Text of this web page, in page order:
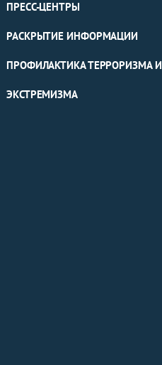
ПРЕСС-ЦЕНТРЫ
РАСКРЫТИЕ ИНФОРМАЦИИ
ПРОФИЛАКТИКА ТЕРРОРИЗМА И
ЭКСТРЕМИЗМА